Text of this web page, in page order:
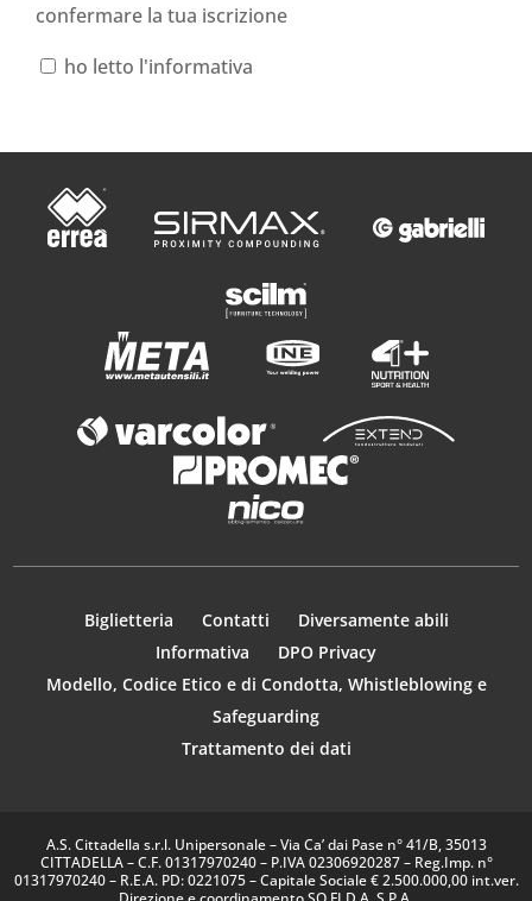
confermare la tua iscrizione
ho letto l'informativa
Biglietteria Contatti
Diversamente abili
Informativa
DPO Privacy
Modello, Codice Etico e di Condotta, Whistleblowing e
Safeguarding
Trattamento dei dati
A.S. Cittadella s.r.l. Unipersonale – Via Ca’ dai Pase n° 41/B, 35013
CITTADELLA – C.F. 01317970240 – P.IVA 02306920287 – Reg.Imp. n°
01317970240 – R.E.A. PD: 0221075 – Capitale Sociale € 2.500.000,00 int.ver.